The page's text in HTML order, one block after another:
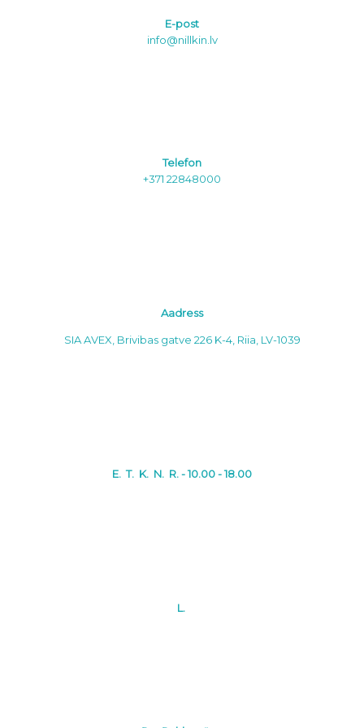
E-post
info@nillkin.lv
Telefon
+371 22848000
Aadress
SIA AVEX, Brivibas gatve 226 K-4, Riia, LV-1039
E. T. K. N. R. - 10.00 - 18.00
L.